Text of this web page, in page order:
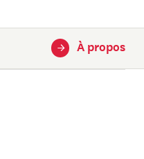
→ À propos